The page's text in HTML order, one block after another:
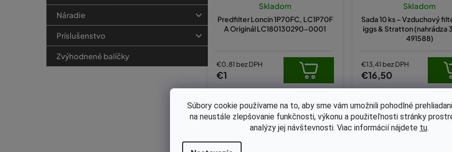
Súbory cookie používame na to, aby sme vám umožnili pohodlné
na neustále zlepšovanie funkčnosti, výkonu a použiteľnosti stránky
analýzy jej návštevnosti. Viac informácií nájdete tu.
Náradie
Príslušenstvo
Zvýhodnené balíčky
Predfilter Loncin 1P70FC, LC1P70F
A Originál LC180130290-0001
Skladom
€0,81 bez DPH
€1
Sada 10 ks – Vzduchový
iggs & Stratton (nahrádza
491588)
produktu
je
5,0
z
Skladom
€13,41 bez DPH
€16,50
Kód:30-1680KB Kód:30-7060NV